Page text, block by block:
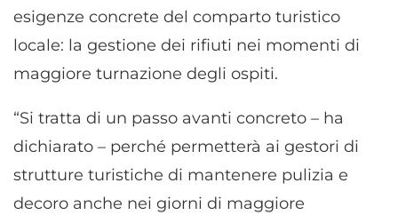
esigenze concrete del comparto turistico
locale: la gestione dei rifiuti nei momenti di
maggiore turnazione degli ospiti.
“Si tratta di un passo avanti concreto – ha
dichiarato – perché permetterà ai gestori di
strutture turistiche di mantenere pulizia e
decoro anche nei giorni di maggiore